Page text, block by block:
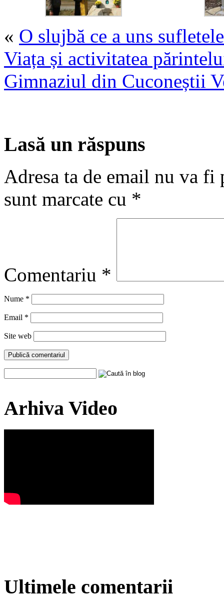
« O slujbă ce a uns
Viața și activitatea
Gimnaziul din Cuconeștii
Lasă un răspuns
Adresa ta de email nu va fi
sunt marcate cu *
Comentariu *
Nume *
Email *
Site web
Arhiva Video
Ultimele comentarii